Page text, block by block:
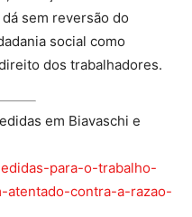
sem reversão do
social como
dos trabalhadores.
em Biavaschi e
para-o-trabalho-
atentado-contra-a-razao-